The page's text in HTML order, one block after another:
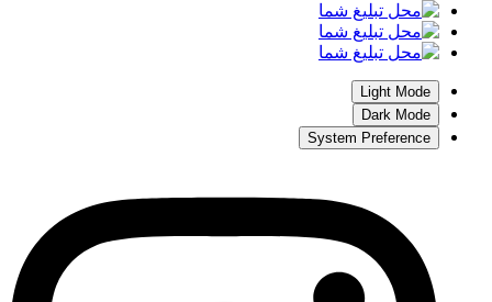
Light Mode
Dark Mode
System Preference